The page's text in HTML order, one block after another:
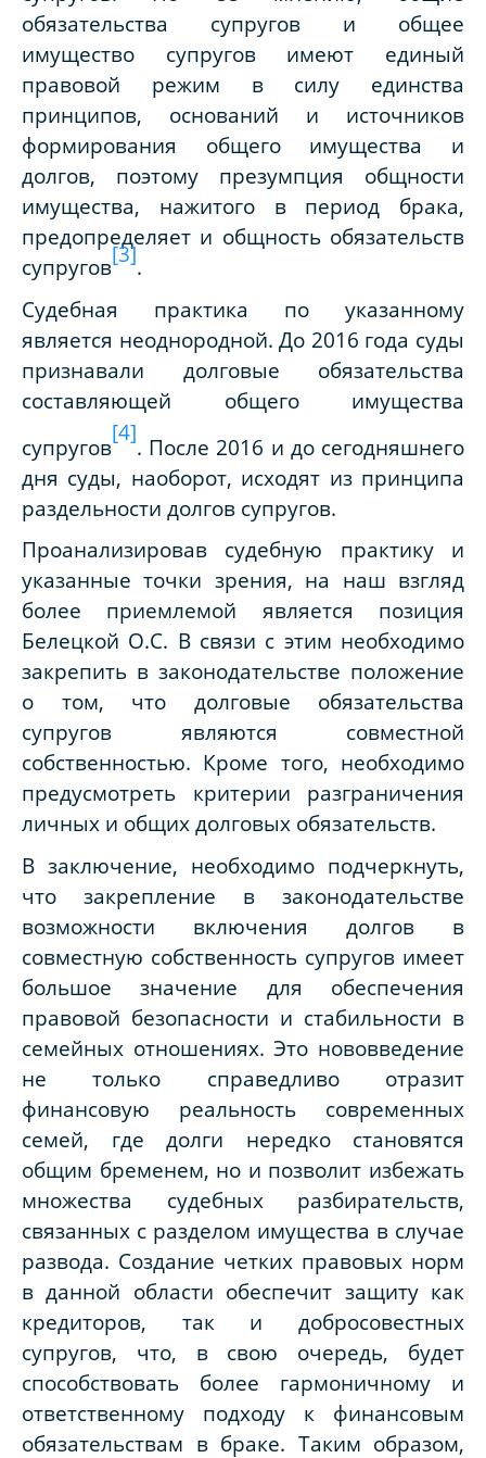
обязательства супругов и общее
имущество супругов имеют единый
правовой режим в силу единства
принципов, оснований и источников
формирования общего имущества и
долгов, поэтому презумпция общности
имущества, нажитого в период брака,
предопределяет и общность обязательств
супругов[3].
Судебная практика по указанному
является неоднородной. До 2016 года суды
признавали долговые обязательства
составляющей общего имущества
супругов
[4]
. После 2016 и до сегодняшнего
дня суды, наоборот, исходят из принципа
раздельности долгов супругов.
Проанализировав судебную практику и
указанные точки зрения, на наш взгляд
более приемлемой является позиция
Белецкой О.С. В связи с этим необходимо
закрепить в законодательстве положение
о том, что долговые обязательства
супругов являются совместной
собственностью. Кроме того, необходимо
предусмотреть критерии разграничения
личных и общих долговых обязательств.
В заключение, необходимо подчеркнуть,
что закрепление в законодательстве
возможности включения долгов в
совместную собственность супругов имеет
большое значение для обеспечения
правовой безопасности и стабильности в
семейных отношениях. Это нововведение
не только справедливо отразит
финансовую реальность современных
семей, где долги нередко становятся
общим бременем, но и позволит избежать
множества судебных разбирательств,
связанных с разделом имущества в случае
развода. Создание четких правовых норм
в данной области обеспечит защиту как
кредиторов, так и добросовестных
супругов, что, в свою очередь, будет
способствовать более гармоничному и
ответственному подходу к финансовым
обязательствам в браке. Таким образом,